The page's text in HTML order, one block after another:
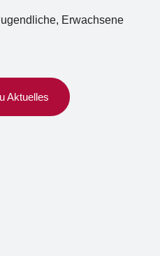
Erwachsene
Aktuelles